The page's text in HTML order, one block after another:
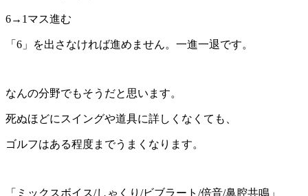
6→1マス進む
「6」を出さなければ進めません。一進一退です。
なんの分野でもそうだと思います。
死ぬほどにスイングや道具に詳しくなくても、
ゴルフはある程度までうまくなります。
「ミックスボイス/しゃくり/ビブラート/倍音/鼻腔共鳴」